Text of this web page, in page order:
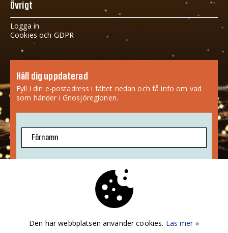
Övrigt
Logga in
Cookies och GDPR
Håll dig uppdaterad
Fyll i din e-postadress i fältet nedan och få info om vad
som händer i Gnosjöregionen.
Förnamn
Jag godkänner att mina uppgifter sparas.
Den här webbplatsen använder cookies. Läs mer »